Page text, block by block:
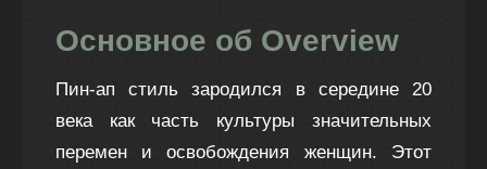
Основное об Overview
Пин-ап стиль зародился в середине 20
века как часть культуры значительных
перемен и освобождения женщин. Этот